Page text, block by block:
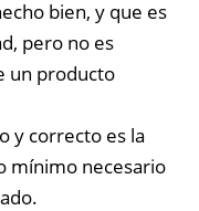
bien, y que es
pero no es
un producto
y correcto es la
mínimo necesario